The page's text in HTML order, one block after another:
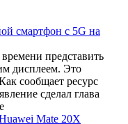
смартфон с 5G на
представить
дисплеем. Это
сообщает ресурс
сделал глава